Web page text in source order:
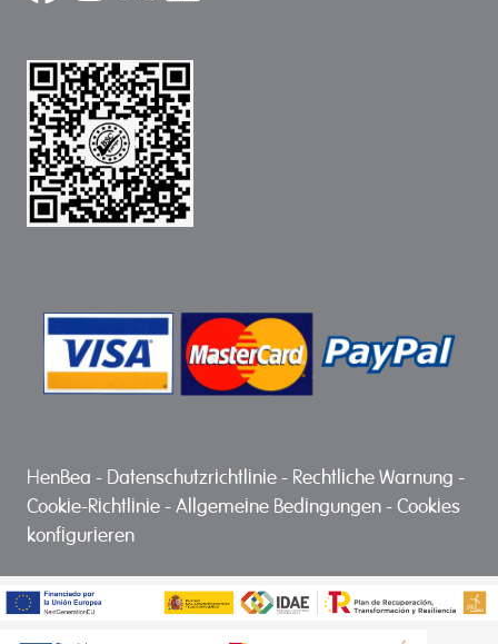
HenBea - Datenschutzrichtlinie - Rechtliche Warnung -
Cookie-Richtlinie -Allgemeine Bedingungen -Cookies
konfigurieren